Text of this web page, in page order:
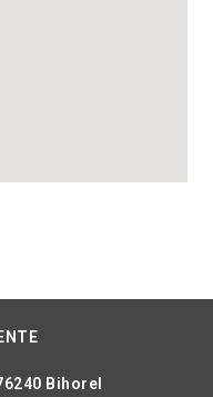
Bihorel